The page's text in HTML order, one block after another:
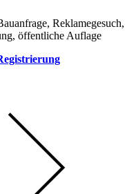
Reklamegesuch,
öffentliche Auflage